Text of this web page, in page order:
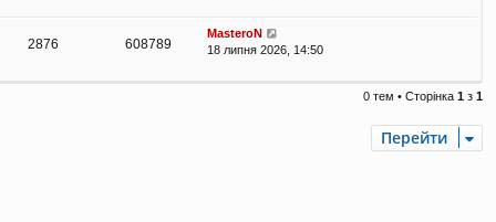
2876 608789
MasteroN
18 липня 2026, 14:50
0 тем • Сторінка 1 з 1
Перейти